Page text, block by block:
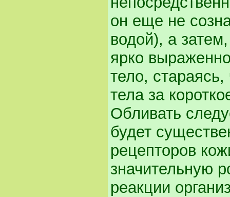
он еще не
водой), а
ярко
тело,
тела за
Обливать
будет
рецепторов
значительную
реакции